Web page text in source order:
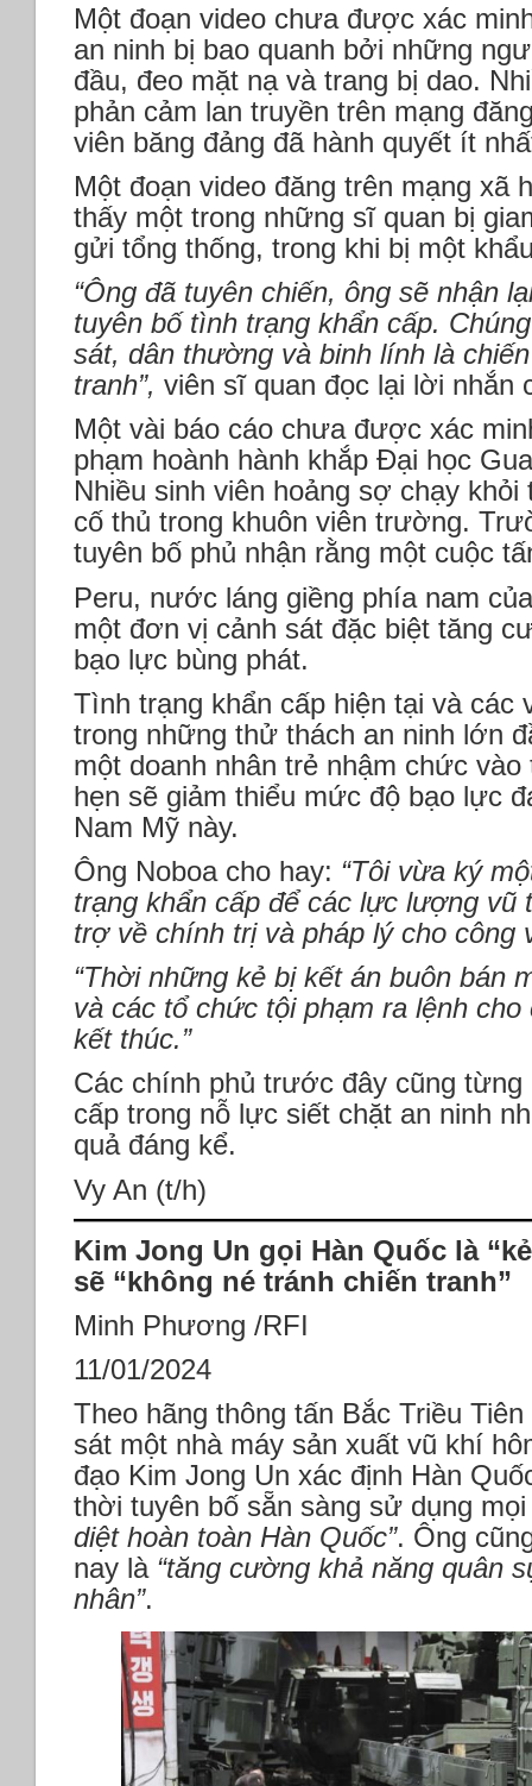
Một đoạn video chưa được xác
an ninh bị bao quanh bởi những
đầu, đeo mặt nạ và trang bị dao.
phản cảm lan truyền trên mạng
viên băng đảng đã hành quyết ít
Một đoạn video đăng trên mạng xã
thấy một trong những sĩ quan bị
gửi tổng thống, trong khi bị một
“Ông đã tuyên chiến, ông sẽ nhận
tuyên bố tình trạng khẩn cấp.
sát, dân thường và binh lính là
tranh”, viên sĩ quan đọc lại lời nhắn
Một vài báo cáo chưa được xác
phạm hoành hành khắp Đại học
Nhiều sinh viên hoảng sợ chạy
cố thủ trong khuôn viên trường.
tuyên bố phủ nhận rằng một cuộc
Peru, nước láng giềng phía nam
một đơn vị cảnh sát đặc biệt tăng
bạo lực bùng phát.
Tình trạng khẩn cấp hiện tại và các
trong những thử thách an ninh lớn
một doanh nhân trẻ nhậm chức
hẹn sẽ giảm thiểu mức độ bạo lực
Nam Mỹ này.
Ông Noboa cho hay: “Tôi vừa ký
trạng khẩn cấp để các lực lượng
trợ về chính trị và pháp lý cho công
“Thời những kẻ bị kết án buôn bán
và các tổ chức tội phạm ra lệnh
kết thúc.”
Các chính phủ trước đây cũng từng
cấp trong nỗ lực siết chặt an ninh
quả đáng kể.
Vy An (t/h)
Kim Jong Un gọi Hàn Quốc là
sẽ “không né tránh chiến tranh”
Minh Phương /RFI
11/01/2024
Theo hãng thông tấn Bắc Triều
sát một nhà máy sản xuất vũ khí
đạo Kim Jong Un xác định Hàn
thời tuyên bố sẵn sàng sử dụng
diệt hoàn toàn Hàn Quốc”. Ông
nay là “tăng cường khả năng quân
nhân”.